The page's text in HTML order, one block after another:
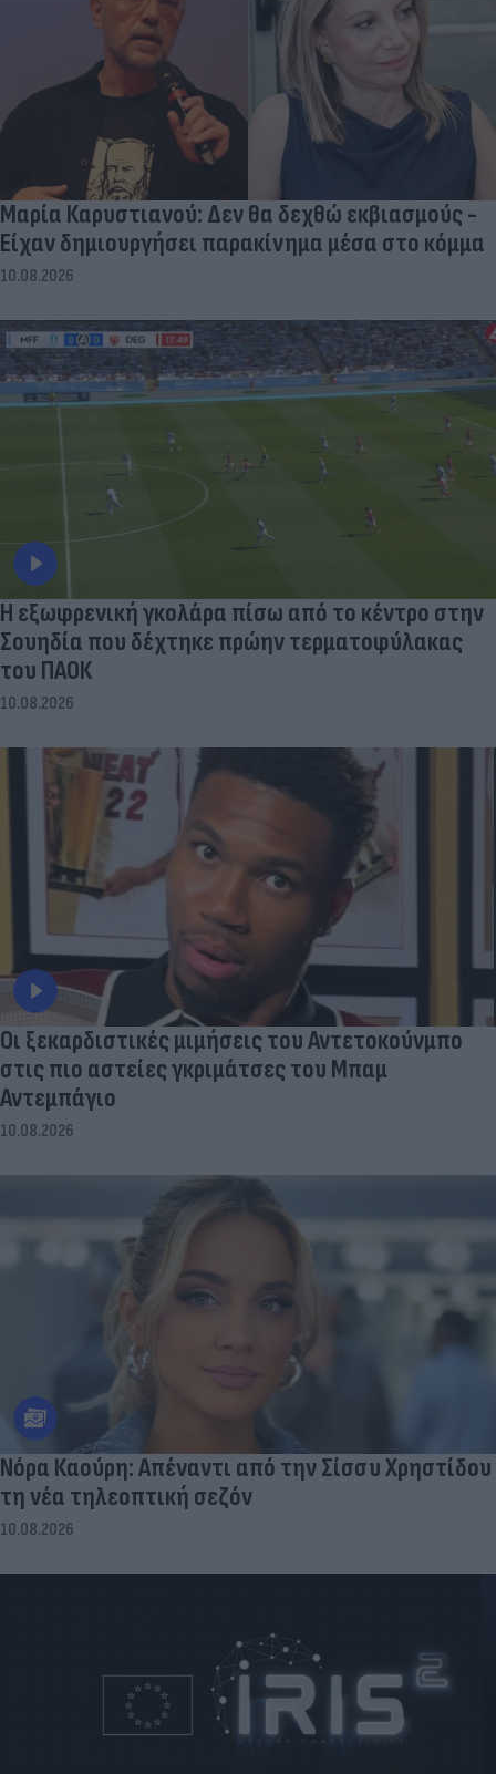
Μαρία Καρυστιανού: Δεν θα δεχθώ εκβιασμούς -
Είχαν δημιουργήσει παρακίνημα μέσα στο κόμμα
10.08.2026
Η εξωφρενική γκολάρα πίσω από το κέντρο στην
Σουηδία που δέχτηκε πρώην τερματοφύλακας
του ΠΑΟΚ
10.08.2026
Οι ξεκαρδιστικές μιμήσεις του Αντετοκούνμπο
στις πιο αστείες γκριμάτσες του Μπαμ
Αντεμπάγιο
10.08.2026
Νόρα Καούρη: Απέναντι από την Σίσσυ Χρηστίδου
τη νέα τηλεοπτική σεζόν
10.08.2026